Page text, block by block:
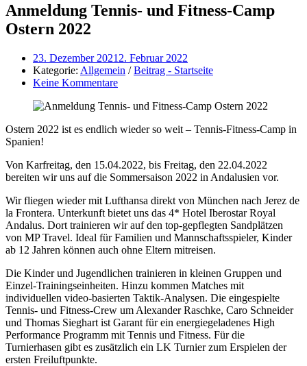
Anmeldung Tennis- und Fitness-Camp
Ostern 2022
23. Dezember 2021 2. Februar 2022
Kategorie: Allgemein /Beitrag - Startseite
Keine Kommentare
Ostern 2022 ist es endlich wieder so weit – Tennis-Fitness-Camp in
Spanien!
Von Karfreitag, den 15.04.2022, bis Freitag, den 22.04.2022
bereiten wir uns auf die Sommersaison 2022 in Andalusien vor.
Wir fliegen wieder mit Lufthansa direkt von München nach Jerez de
la Frontera. Unterkunft bietet uns das 4* Hotel Iberostar Royal
Andalus. Dort trainieren wir auf den top-gepflegten Sandplätzen
von MP Travel. Ideal für Familien und Mannschaftsspieler, Kinder
ab 12 Jahren können auch ohne Eltern mitreisen.
Die Kinder und Jugendlichen trainieren in kleinen Gruppen und
Einzel-Trainingseinheiten. Hinzu kommen Matches mit
individuellen video-basierten Taktik-Analysen. Die eingespielte
Tennis- und Fitness-Crew um Alexander Raschke, Caro Schneider
und Thomas Sieghart ist Garant für ein energiegeladenes High
Performance Programm mit Tennis und Fitness. Für die
Turnierhasen gibt es zusätzlich ein LK Turnier zum Erspielen der
ersten Freiluftpunkte.